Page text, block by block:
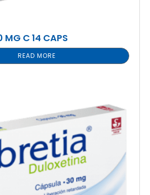
MG C 14 CAPS
READ MORE